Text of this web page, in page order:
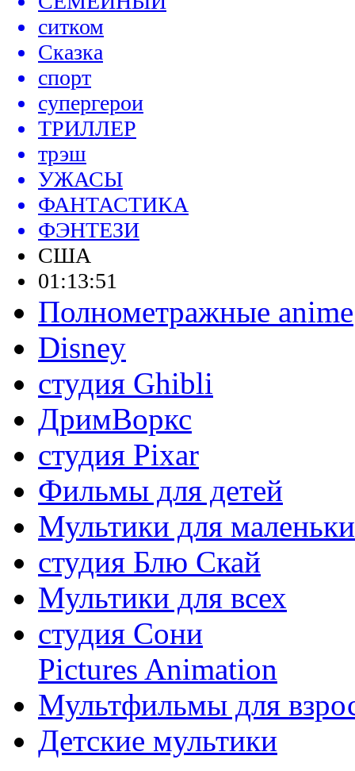
ситком
Сказка
спорт
супергерои
ТРИЛЛЕР
трэш
УЖАСЫ
ФАНТАСТИКА
ФЭНТЕЗИ
США
01:13:51
Полнометражные anime
Disney
студия Ghibli
ДримВоркс
студия Pixar
Фильмы для детей
Мультики для
студия Блю Скай
Мультики для всех
студия Сони
Pictures Animation
Мультфильмы для
Детские мультики